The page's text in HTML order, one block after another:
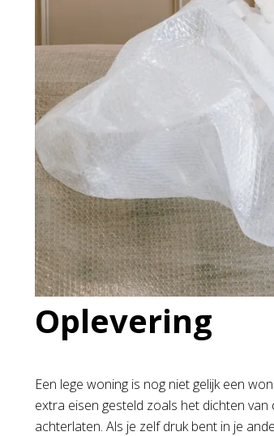
Oplevering
Een lege woning is nog niet gelijk een
extra eisen gesteld zoals het dichten
achterlaten. Als je zelf druk bent in je